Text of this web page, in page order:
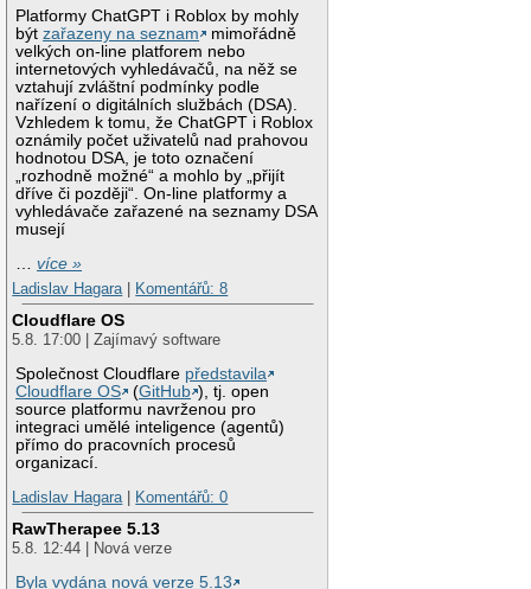
Platformy ChatGPT i Roblox by mohly
býtzařazeny na seznam
mimořádně
velkých on-line platforem nebo
internetových vyhledávačů, na něž se
vztahují zvláštní podmínky podle
nařízení o digitálních službách (DSA).
Vzhledem k tomu, že ChatGPT i Roblox
oznámily počet uživatelů nad prahovou
hodnotou DSA, je toto označení
„rozhodně možné“ a mohlo by „přijít
dříve či později“. On-line platformy a
vyhledávače zařazené na seznamy DSA
musejí
…více »
Ladislav Hagara| Komentářů: 8
Cloudflare OS
5.8. 17:00 | Zajímavý software
Společnost Cloudflare představila
Cloudflare OS
(GitHub ), tj. open
source platformu navrženou pro
integraci umělé inteligence (agentů)
přímo do pracovních procesů
organizací.
Ladislav Hagara| Komentářů: 0
RawTherapee 5.13
5.8. 12:44 | Nová verze
Byla vydána nová verze 5.13